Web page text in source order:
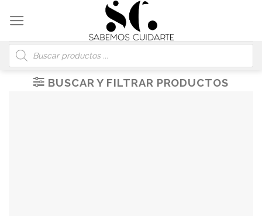
content
Búsqueda
de
productos
BUSCAR Y FILTRAR PRODUCTOS